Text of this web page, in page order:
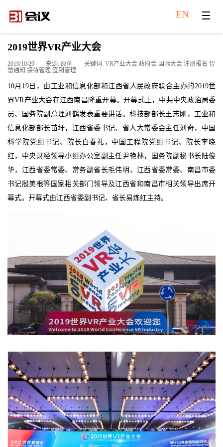
EN
2019世界VR产业大会
2019/10/29 来源: 原创
关键词: VR产业大会 政府会 国际大会 注册报名 智
慧通知 接待管理.签到管理
10月19日，由工业和信息化部和江西省人民政府联合主办的2019世
界VR产业大会在江西南昌隆重开幕。开幕式上，中共中央政治局委
员、国务院副总理刘鹤发表重要讲话。科技部部长王志刚，工业和
信息化部部长苗圩，江西省委书记、省人大常委会主任刘奇，中国
科学院党组书记、院长白春礼，中国工程院党组书记、院长李晓
红，中央财经领导小组办公室副主任尹艳林，国务院副秘书长陆俊
华，江西省委常委、常务副省长毛伟明，江西省委常委、南昌市委
书记殷美根等国家相关部门领导及江西省和南昌市相关领导出席开
幕式。开幕式由江西省委副书记、省长易炼红主持。